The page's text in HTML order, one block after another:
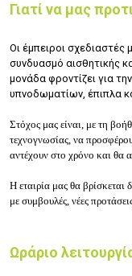
Γιατί να μας
Οι έμπειροι σχεδιαστές
συνδυασμό αισθητικής
μονάδα φροντίζει για
υπνοδωματίων, έπιπλα
Στόχος μας είναι, με τη
τεχνογνωσίας, να
αντέχουν στο χρόνο και θα
Η εταιρία μας θα
με συμβουλές, νέες
Ωράριο